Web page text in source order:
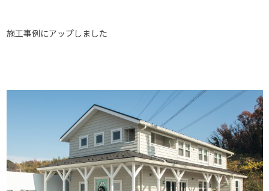
施工事例にアップしました